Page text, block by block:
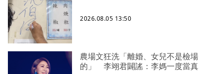
2026.08.05 13:50
農場文狂洗「離婚、女兒不是檢場
的」 李翊君闢謠：李媽一度當真